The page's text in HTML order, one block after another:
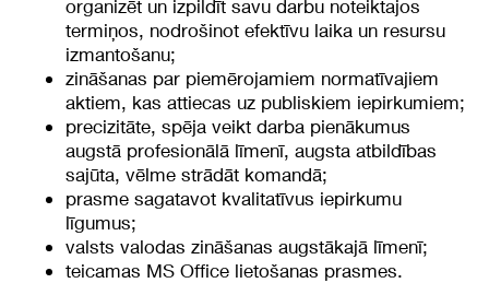
organizēt un izpildīt savu darbu noteiktajos
termiņos, nodrošinot efektīvu laika un resursu
izmantošanu;
zināšanas par piemērojamiem normatīvajiem
aktiem, kas attiecas uz publiskiem iepirkumiem;
precizitāte, spēja veikt darba pienākumus
augstā profesionālā līmenī, augsta atbildības
sajūta, vēlme strādāt komandā;
prasme sagatavot kvalitatīvus iepirkumu
līgumus;
valsts valodas zināšanas augstākajā līmenī;
teicamas MS Office lietošanas prasmes.